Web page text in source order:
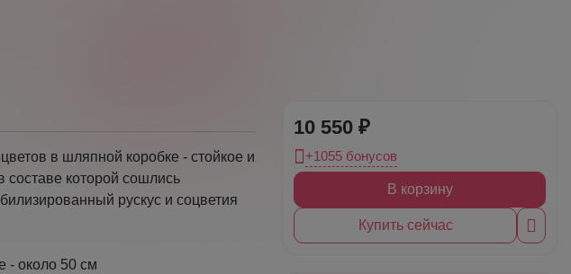
в шляпной коробке - стойкое и
составе которой сошлись
рускус и соцветия
- около 50 см
10 550 ₽
+1055 бонусов
В корзину
Купить сейчас